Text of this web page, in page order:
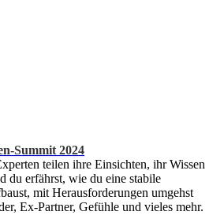
Summit 2024
teilen ihre Einsichten, ihr Wissen
du erfährst, wie du eine stabile
mit Herausforderungen umgehst
Ex-Partner, Gefühle und vieles mehr.